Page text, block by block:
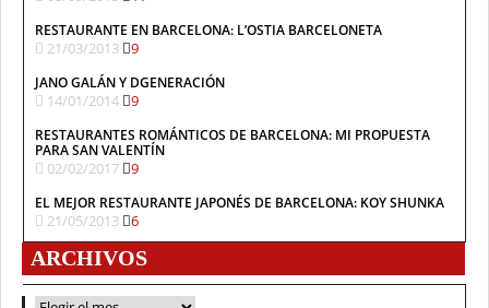
RESTAURANTE EN BARCELONA: L’OSTIA BARCELONETA
21/03/2013 9
JANO GALÁN Y DGENERACIÓN
14/01/2014 9
RESTAURANTES ROMÁNTICOS DE BARCELONA: MI PROPUESTA
PARA SAN VALENTÍN
02/02/2017 9
EL MEJOR RESTAURANTE JAPONÉS DE BARCELONA: KOY SHUNKA
21/05/2013 6
ARCHIVOS